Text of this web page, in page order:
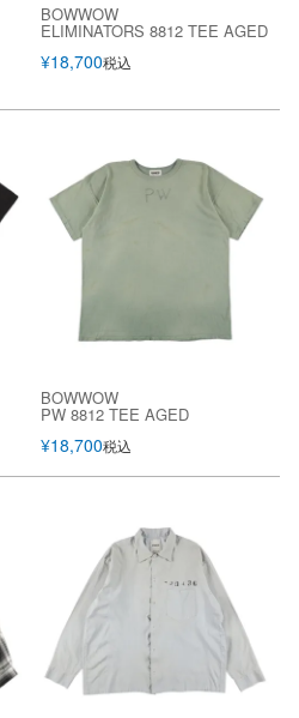
BOWWOW
ELIMINATORS 8812 TEE AGED
¥18,700税込
BOWWOW
PW 8812 TEE AGED
¥18,700税込